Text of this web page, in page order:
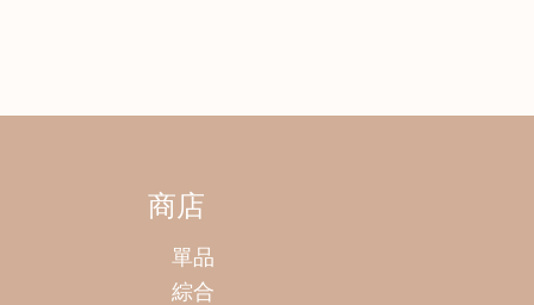
商店
單品
綜合